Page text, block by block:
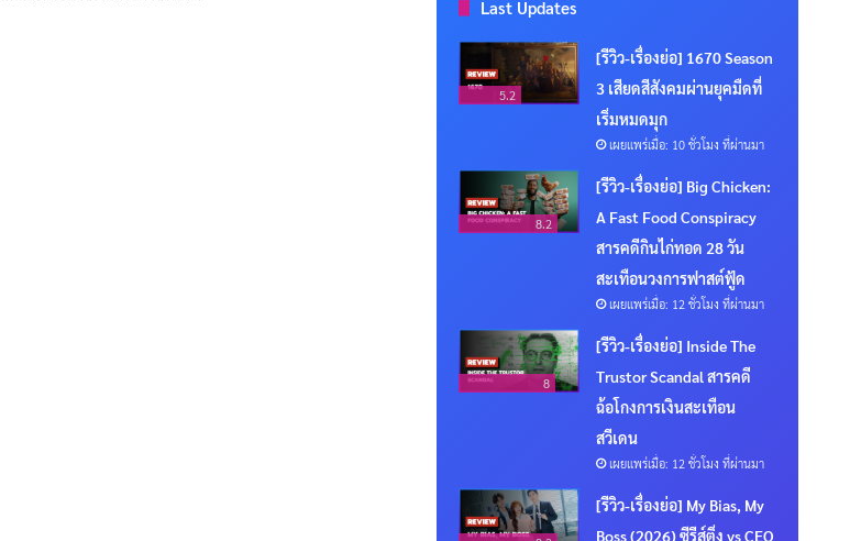
Last Updates
5.2
[รีวิว-เรื่องย่อ] 1670 Season
3 เสียดสีสังคมผ่านยุคมืดที่
เริ่มหมดมุก
เผยแพร่เมื่อ: 10 ชั่วโมง ที่ผ่านมา
8.2
[รีวิว-เรื่องย่อ] Big Chicken:
A Fast Food Conspiracy
สารคดีกินไก่ทอด 28 วัน
สะเทือนวงการฟาสต์ฟู้ด
เผยแพร่เมื่อ: 12 ชั่วโมง ที่ผ่านมา
8
[รีวิว-เรื่องย่อ] Inside The
Trustor Scandal สารคดี
ฉ้อโกงการเงินสะเทือน
สวีเดน
เผยแพร่เมื่อ: 12 ชั่วโมง ที่ผ่านมา
[รีวิว-เรื่องย่อ] My Bias, My
Boss (2026) ซีรีส์ติ่ง vs CEO